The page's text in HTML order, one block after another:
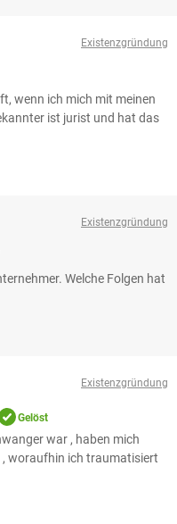
Existenzgründung
wenn ich mich mit meinen
ist jurist und hat das
Existenzgründung
Welche Folgen hat
Existenzgründung
Gelöst
war , haben mich
, woraufhin ich traumatisiert